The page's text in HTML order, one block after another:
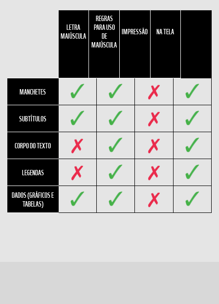
LETRA
MAIÚSCULA
REGRAS
PARA USO
DE
MAIÚSCULA
IMPRESSÃO NA TELA
MANCHETES
SUBTÍTULOS
CORPO DO TEXTO
LEGENDAS
DADOS (GRÁFICOS E
TABELAS)